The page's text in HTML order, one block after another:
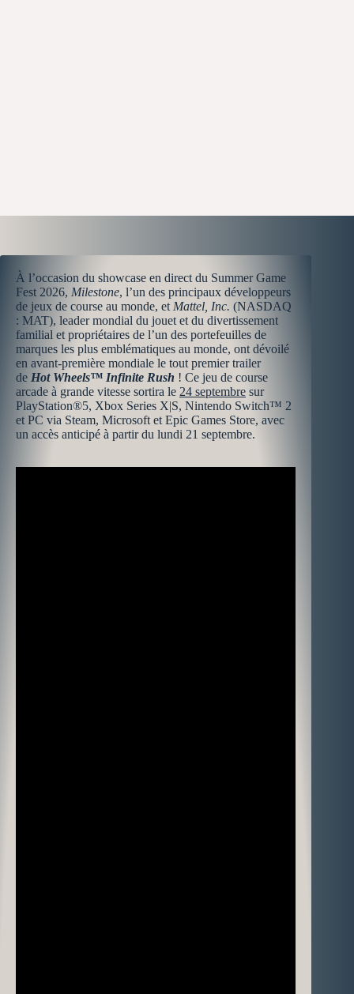
À l’occasion du showcase en direct du Summer Game
Fest 2026, Milestone, l’un des principaux développeurs
de jeux de course au monde, et Mattel, Inc. (NASDAQ
: MAT), leader mondial du jouet et du divertissement
familial et propriétaires de l’un des portefeuilles de
marques les plus emblématiques au monde, ont dévoilé
en avant-première mondiale le tout premier trailer
de Hot Wheels™ Infinite Rush ! Ce jeu de course
arcade à grande vitesse sortira le 24 septembre sur
PlayStation®5, Xbox Series X|S, Nintendo Switch™ 2
et PC via Steam, Microsoft et Epic Games Store, avec
un accès anticipé à partir du lundi 21 septembre.